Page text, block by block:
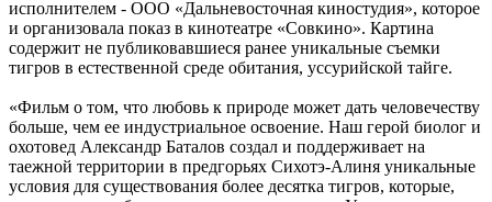
исполнителем - ООО «Дальневосточная киностудия», которое
и организовала показ в кинотеатре «Совкино». Картина
содержит не публиковавшиеся ранее уникальные съемки
тигров в естественной среде обитания, уссурийской тайге.
«Фильм о том, что любовь к природе может дать человечеству
больше, чем ее индустриальное освоение. Наш герой биолог и
охотовед Александр Баталов создал и поддерживает на
таежной территории в предгорьях Сихотэ-Алиня уникальные
условия для существования более десятка тигров, которые,